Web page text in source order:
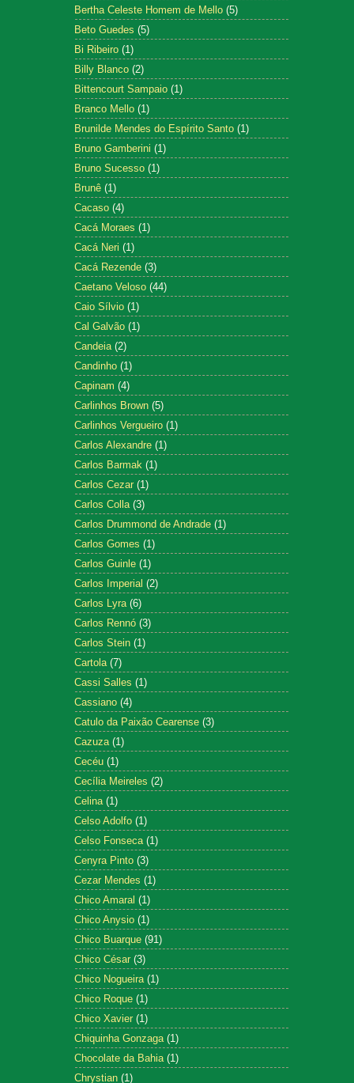
Bertha Celeste Homem de Mello (5)
Beto Guedes (5)
Bi Ribeiro (1)
Billy Blanco (2)
Bittencourt Sampaio (1)
Branco Mello (1)
Brunilde Mendes do Espírito Santo (1)
Bruno Gamberini (1)
Bruno Sucesso (1)
Brunê (1)
Cacaso (4)
Cacá Moraes (1)
Cacá Neri (1)
Cacá Rezende (3)
Caetano Veloso (44)
Caio Sílvio (1)
Cal Galvão (1)
Candeia (2)
Candinho (1)
Capinam (4)
Carlinhos Brown (5)
Carlinhos Vergueiro (1)
Carlos Alexandre (1)
Carlos Barmak (1)
Carlos Cezar (1)
Carlos Colla (3)
Carlos Drummond de Andrade (1)
Carlos Gomes (1)
Carlos Guinle (1)
Carlos Imperial (2)
Carlos Lyra (6)
Carlos Rennó (3)
Carlos Stein (1)
Cartola (7)
Cassi Salles (1)
Cassiano (4)
Catulo da Paixão Cearense (3)
Cazuza (1)
Cecéu (1)
Cecília Meireles (2)
Celina (1)
Celso Adolfo (1)
Celso Fonseca (1)
Cenyra Pinto (3)
Cezar Mendes (1)
Chico Amaral (1)
Chico Anysio (1)
Chico Buarque (91)
Chico César (3)
Chico Nogueira (1)
Chico Roque (1)
Chico Xavier (1)
Chiquinha Gonzaga (1)
Chocolate da Bahia (1)
Chrystian (1)